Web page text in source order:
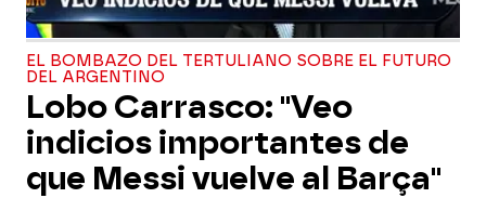
EL BOMBAZO DEL TERTULIANO SOBRE EL FUTURO
DEL ARGENTINO
Lobo Carrasco: "Veo
indicios importantes de
que Messi vuelve al Barça"